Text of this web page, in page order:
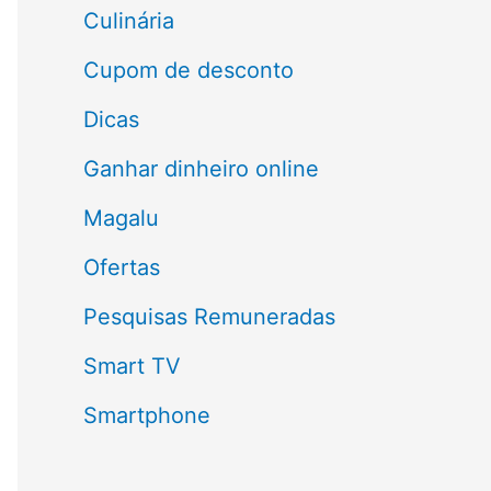
a
r
:
Culinária
Cupom de desconto
Dicas
Ganhar dinheiro online
Magalu
Ofertas
Pesquisas Remuneradas
Smart TV
Smartphone